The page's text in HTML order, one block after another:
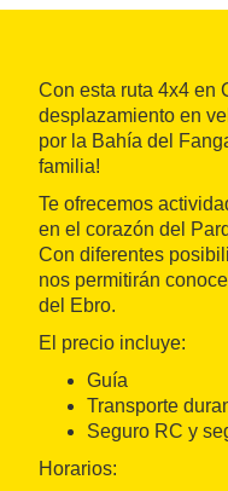
Con esta ruta 4x4 en
desplazamiento en
por la Bahía del
familia!
Te ofrecemos
en el corazón del
Con diferentes
nos permitirán
del Ebro.
El precio incluye:
Guía
Transporte
Seguro RC y
Horarios: